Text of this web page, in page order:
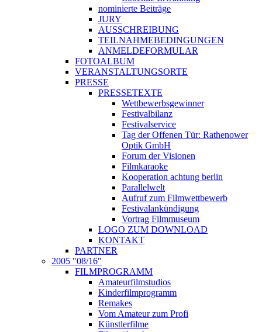
nominierte Beiträge
JURY
AUSSCHREIBUNG
TEILNAHMEBEDINGUNGEN
ANMELDEFORMULAR
FOTOALBUM
VERANSTALTUNGSORTE
PRESSE
PRESSETEXTE
Wettbewerbsgewinner
Festivalbilanz
Festivalservice
Tag der Offenen Tür: Rathenower
Optik GmbH
Forum der Visionen
Filmkaraoke
Kooperation achtung berlin
Parallelwelt
Aufruf zum Filmwettbewerb
Festivalankündigung
Vortrag Filmmuseum
LOGO ZUM DOWNLOAD
KONTAKT
PARTNER
2005 "08/16"
FILMPROGRAMM
Amateurfilmstudios
Kinderfilmprogramm
Remakes
Vom Amateur zum Profi
Künstlerfilme